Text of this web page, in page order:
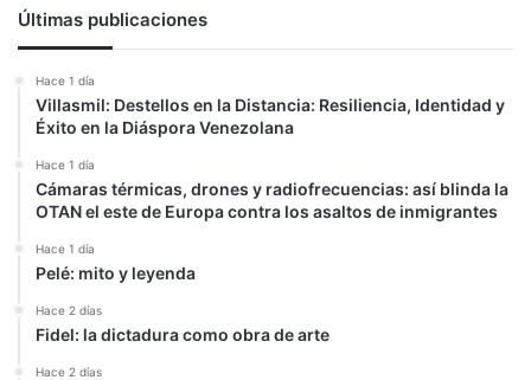
Últimas publicaciones
Hace 1 día
Villasmil: Destellos en la Distancia: Resiliencia, Identidad y
Éxito en la Diáspora Venezolana
Hace 1 día
Cámaras térmicas, drones y radiofrecuencias: así blinda la
OTAN el este de Europa contra los asaltos de inmigrantes
Hace 1 día
Pelé: mito y leyenda
Hace 2 días
Fidel: la dictadura como obra de arte
Hace 2 días